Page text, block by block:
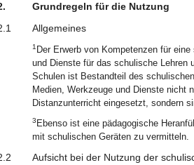
Grundregeln für die Nutzung
Allgemeines
1 Der Erwerb von Kompetenzen für
und Dienste für das schulische Lehren
Schulen ist Bestandteil des
Medien, Werkzeuge und Dienste nicht
Distanzunterricht eingesetzt, sondern
3 Ebenso ist eine pädagogische
mit schulischen Geräten zu vermitteln.
Aufsicht bei der Nutzung der